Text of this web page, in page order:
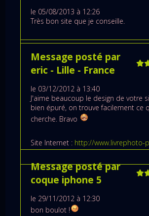
le 05/08/2013 à 12:26
Très bon site que je conseille.
Message posté par
eric - Lille - France
le 03/12/2012 à 13:40
J'aime beaucoup le design de votre
bien épuré, on trouve facilement ce
cherche. Bravo
Site Internet : http://www.livrephoto-
Message posté par
coque iphone 5
le 29/11/2012 à 12:30
bon boulot !